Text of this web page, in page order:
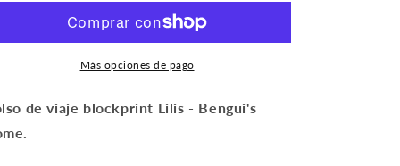
Blockprint
Lilis
Blockprint
Lilis
Más opciones de pago
de viaje blockprint Lilis - Bengui's